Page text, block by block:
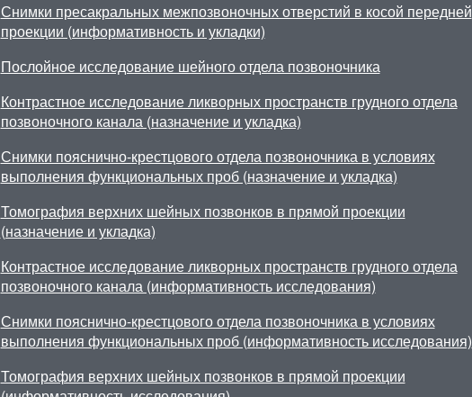
Снимки пресакральных межпозвоночных отверстий в косой передней
проекции (информативность и укладки)
Послойное исследование шейного отдела позвоночника
Контрастное исследование ликворных пространств грудного отдела
позвоночного канала (назначение и укладка)
Снимки пояснично-крестцового отдела позвоночника в условиях
выполнения функциональных проб (назначение и укладка)
Томография верхних шейных позвонков в прямой проекции
(назначение и укладка)
Контрастное исследование ликворных пространств грудного отдела
позвоночного канала (информативность исследования)
Снимки пояснично-крестцового отдела позвоночника в условиях
выполнения функциональных проб (информативность исследования)
Томография верхних шейных позвонков в прямой проекции